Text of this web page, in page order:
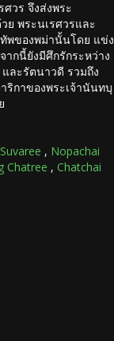
วร จึงส่งพระ
พระนเรศวรและ
พของพม่านั้นโดย แข่ง
ากนี้ยังมีศึกรักระหว่าง
ละรัตนาวดี รวมถึง
ริกาของพระเจ้านันทบุ
, Nopachai
Chatree , Chatchai